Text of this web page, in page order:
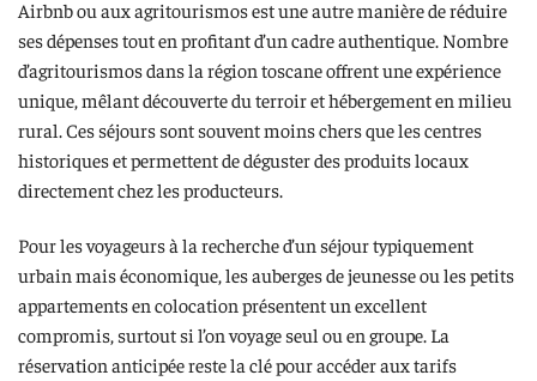
Airbnb ou aux agritourismos est une autre manière de réduire
ses dépenses tout en profitant d’un cadre authentique. Nombre
d’agritourismos dans la région toscane offrent une expérience
unique, mêlant découverte du terroir et hébergement en milieu
rural. Ces séjours sont souvent moins chers que les centres
historiques et permettent de déguster des produits locaux
directement chez les producteurs.
Pour les voyageurs à la recherche d’un séjour typiquement
urbain mais économique, les auberges de jeunesse ou les petits
appartements en colocation présentent un excellent
compromis, surtout si l’on voyage seul ou en groupe. La
réservation anticipée reste la clé pour accéder aux tarifs